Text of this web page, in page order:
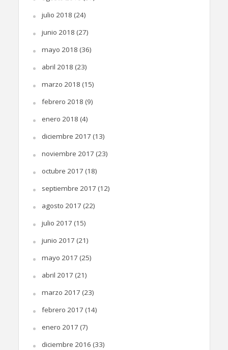
julio 2018 (24)
junio 2018 (27)
mayo 2018 (36)
abril 2018 (23)
marzo 2018 (15)
febrero 2018 (9)
enero 2018 (4)
diciembre 2017 (13)
noviembre 2017 (23)
octubre 2017 (18)
septiembre 2017 (12)
agosto 2017 (22)
julio 2017 (15)
junio 2017 (21)
mayo 2017 (25)
abril 2017 (21)
marzo 2017 (23)
febrero 2017 (14)
enero 2017 (7)
diciembre 2016 (33)